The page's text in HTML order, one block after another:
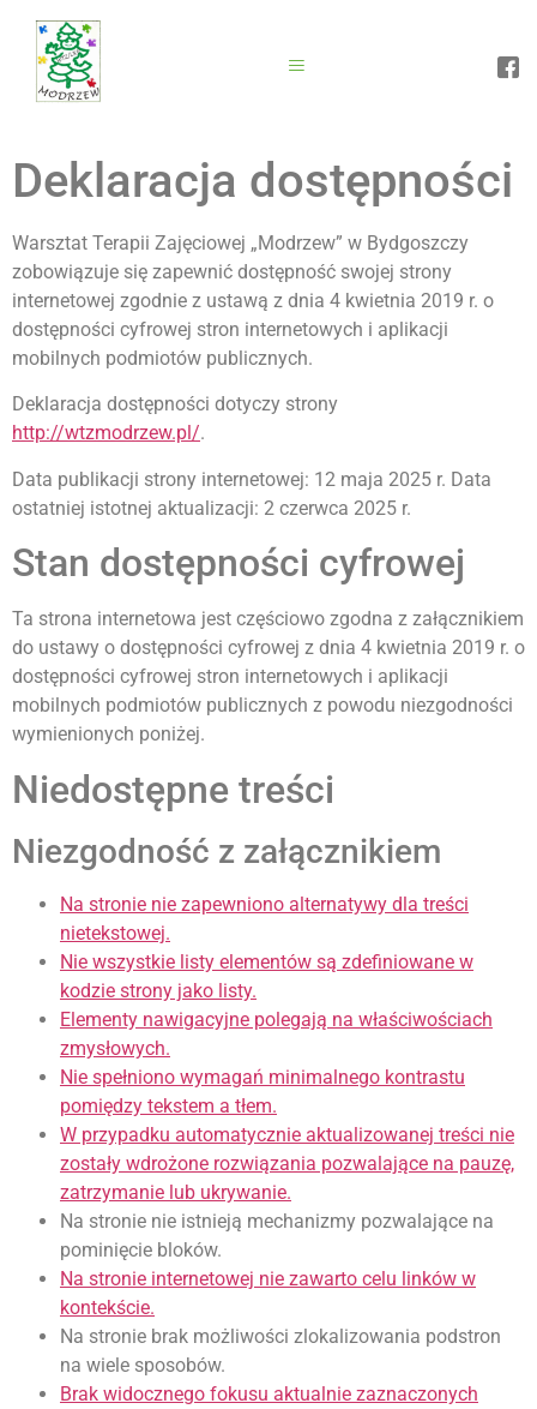
Deklaracja dostępności
Warsztat Terapii Zajęciowej „Modrzew” w Bydgoszczy
zobowiązuje się zapewnić dostępność swojej strony
internetowej zgodnie z ustawą z dnia 4 kwietnia 2019 r. o
dostępności cyfrowej stron internetowych i aplikacji
mobilnych podmiotów publicznych.
Deklaracja dostępności dotyczy strony
http://wtzmodrzew.pl/.
Data publikacji strony internetowej: 12 maja 2025 r. Data
ostatniej istotnej aktualizacji: 2 czerwca 2025 r.
Stan dostępności cyfrowej
Ta strona internetowa jest częściowo zgodna z załącznikiem
do ustawy o dostępności cyfrowej z dnia 4 kwietnia 2019 r. o
dostępności cyfrowej stron internetowych i aplikacji
mobilnych podmiotów publicznych z powodu niezgodności
wymienionych poniżej.
Niedostępne treści
Niezgodność z załącznikiem
Na stronie nie zapewniono alternatywy dla treści
nietekstowej.
Nie wszystkie listy elementów są zdefiniowane w
kodzie strony jako listy.
Elementy nawigacyjne polegają na właściwościach
zmysłowych.
Nie spełniono wymagań minimalnego kontrastu
pomiędzy tekstem a tłem.
W przypadku automatycznie aktualizowanej treści nie
zostały wdrożone rozwiązania pozwalające na pauzę,
zatrzymanie lub ukrywanie.
Na stronie nie istnieją mechanizmy pozwalające na
pominięcie bloków.
Na stronie internetowej nie zawarto celu linków w
kontekście.
Na stronie brak możliwości zlokalizowania podstron
na wiele sposobów.
Brak widocznego fokusu aktualnie zaznaczonych